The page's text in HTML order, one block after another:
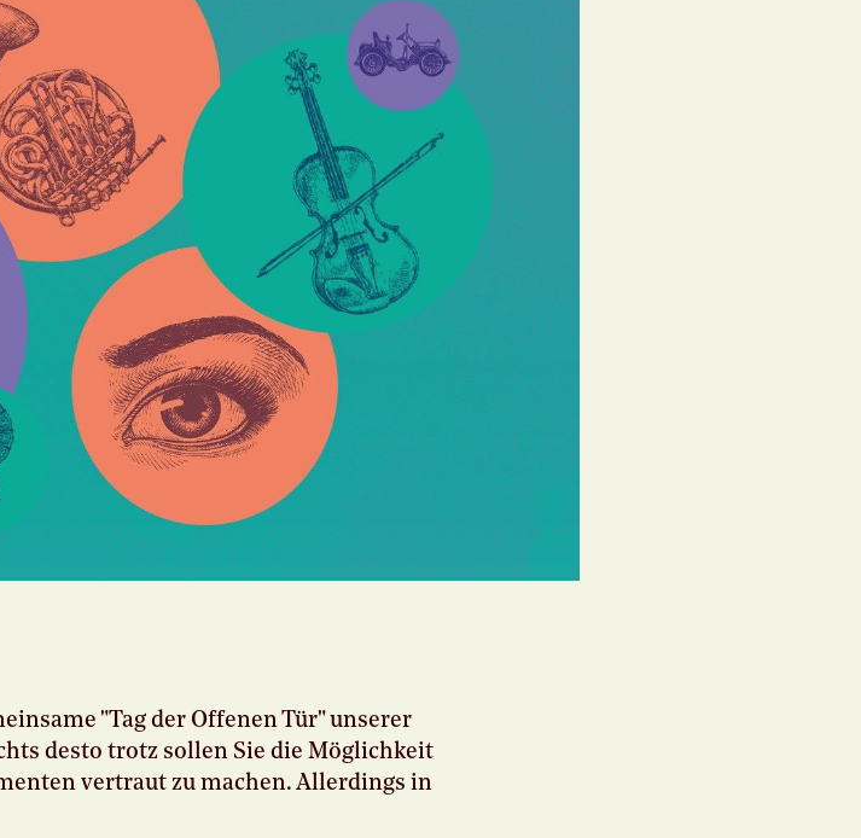
"Tag der Offenen Tür" unserer
desto trotz sollen Sie die Möglichkeit
vertraut zu machen. Allerdings in